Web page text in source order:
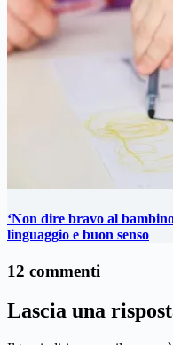
‘Non dire bravo al
linguaggio e buon senso
12 commenti
Lascia una